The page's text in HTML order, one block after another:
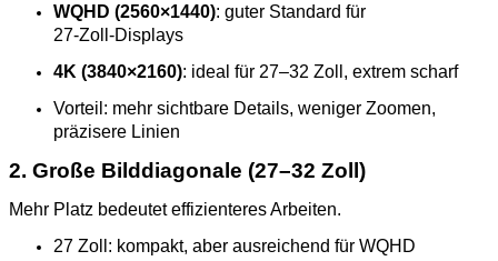
WQHD (2560×1440): guter Standard für
27‑Zoll‑Displays
4K (3840×2160): ideal für 27–32 Zoll, extrem scharf
Vorteil: mehr sichtbare Details, weniger Zoomen,
präzisere Linien
2. Große Bilddiagonale (27–32 Zoll)
Mehr Platz bedeutet effizienteres Arbeiten.
27 Zoll: kompakt, aber ausreichend für WQHD